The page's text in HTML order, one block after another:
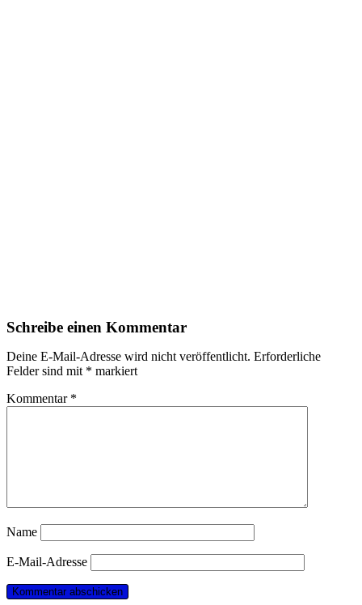
Schreibe einen Kommentar
Deine E-Mail-Adresse wird nicht veröffentlicht. Erforderliche
Felder sind mit * markiert
Kommentar *
Name
E-Mail-Adresse